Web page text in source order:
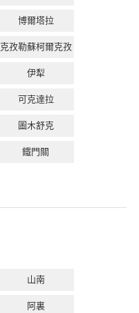
博爾塔拉
克孜勒蘇柯爾克孜
伊犁
可克達拉
圖木舒克
鐵門關
山南
阿裏